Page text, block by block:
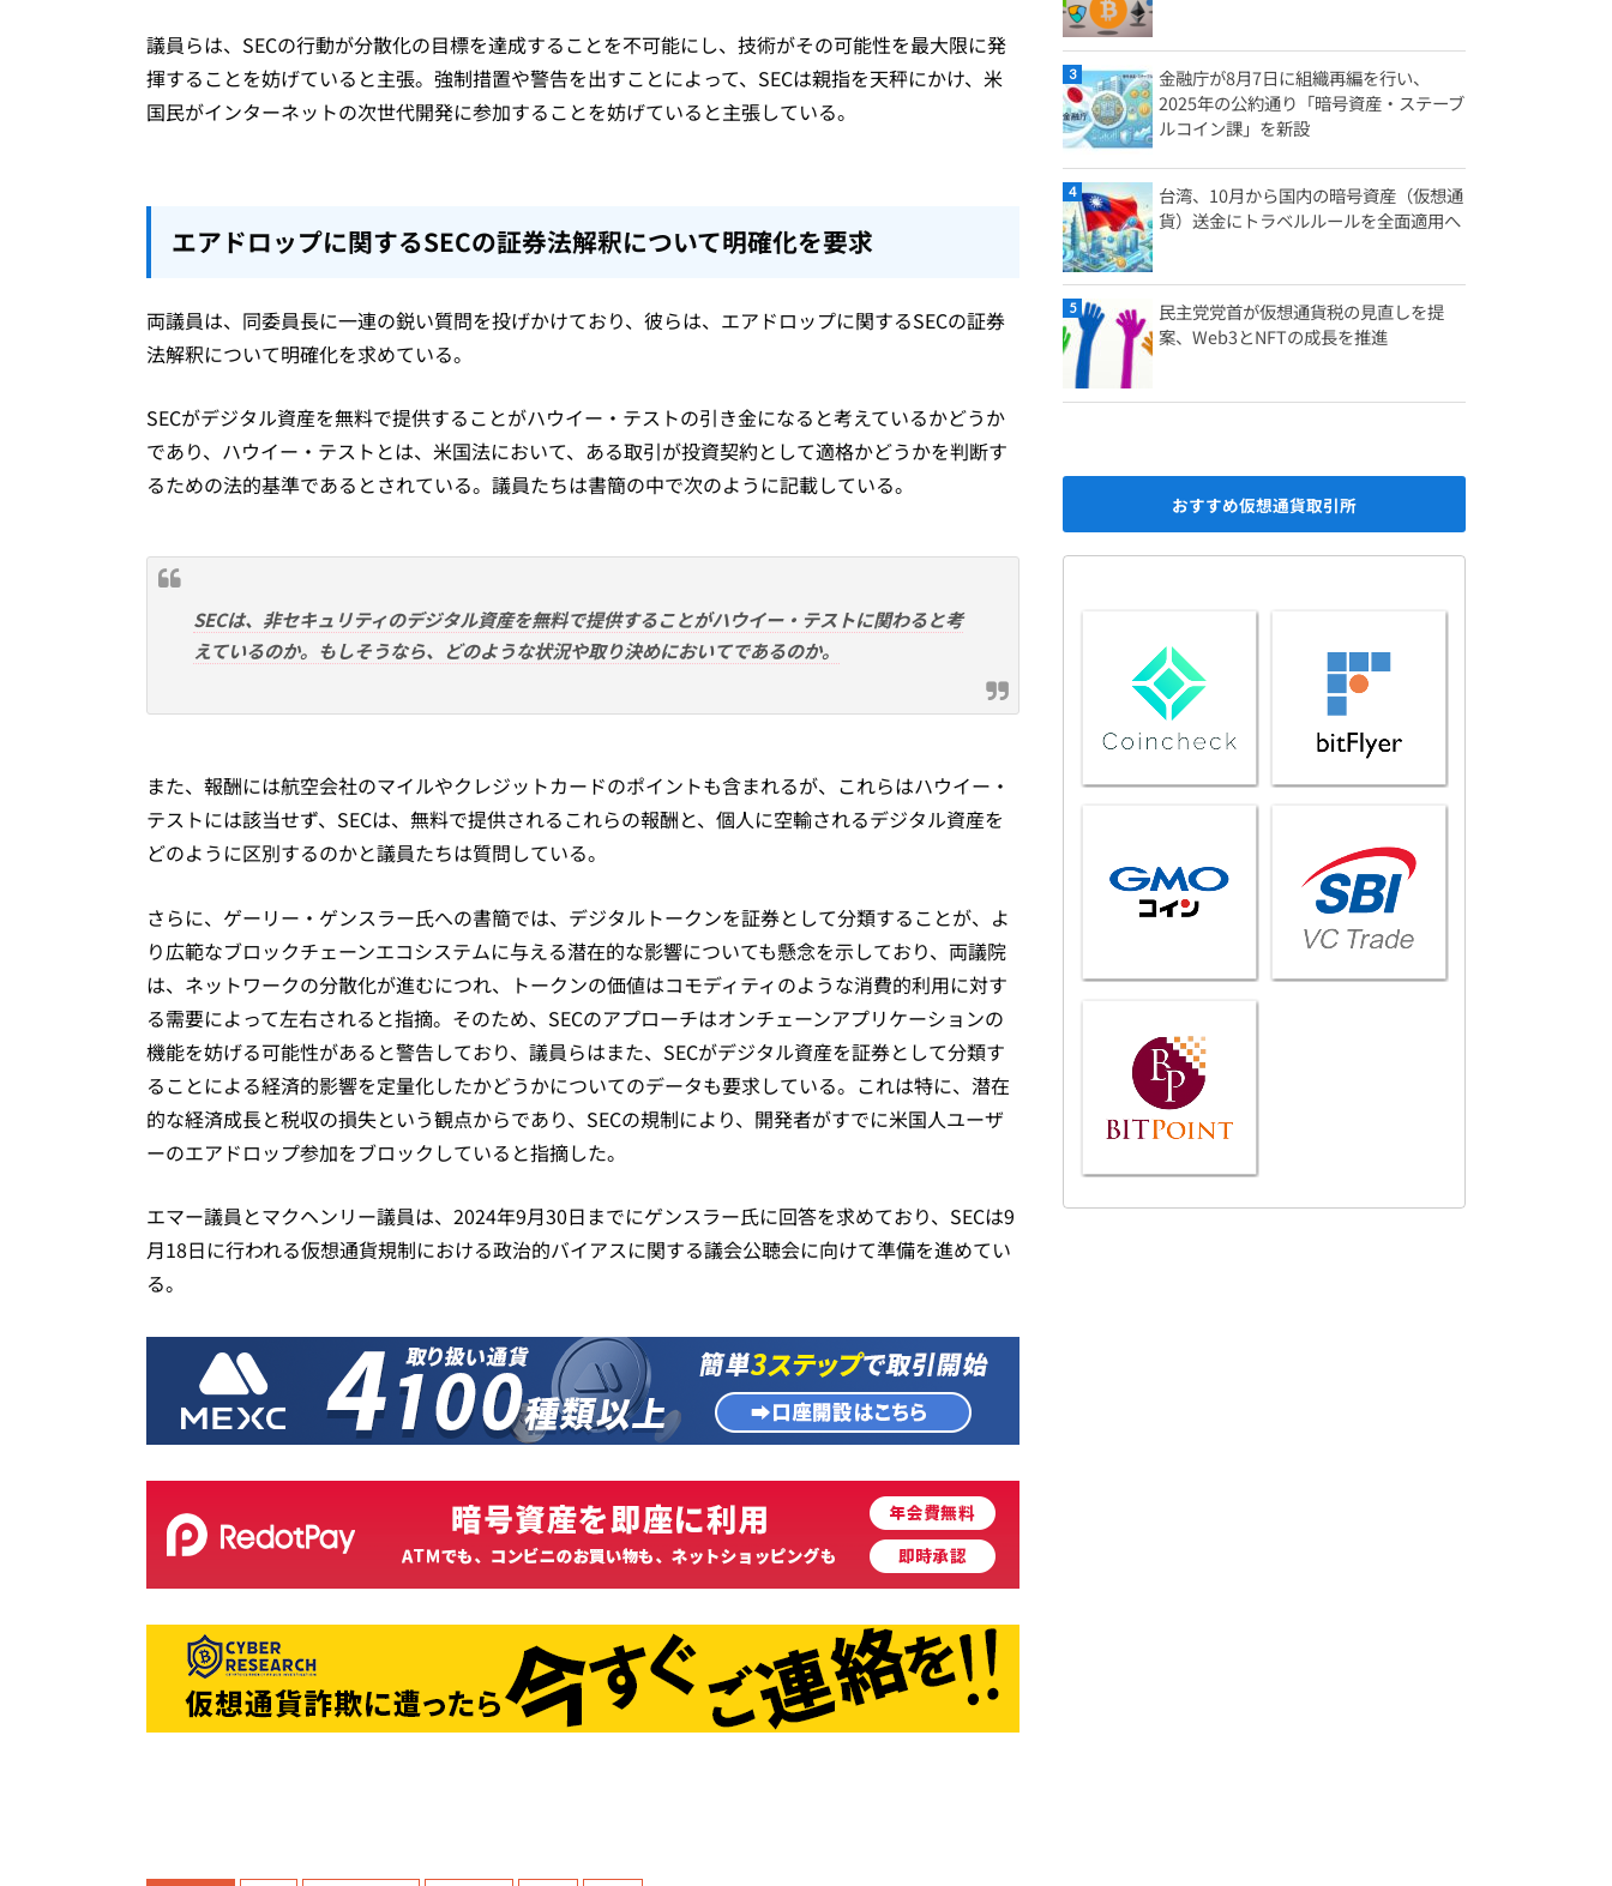
議員らは、SECの行動が分散化の目標を達成することを不可能にし、技術がその可能性を最大限に発
揮することを妨げていると主張。強制措置や警告を出すことによって、SECは親指を天秤にかけ、米
国民がインターネットの次世代開発に参加することを妨げていると主張している。
エアドロップに関するSECの証券法解釈について明確化を要求
両議員は、同委員長に一連の鋭い質問を投げかけており、彼らは、エアドロップに関するSECの証券
法解釈について明確化を求めている。
SECがデジタル資産を無料で提供することがハウイー・テストの引き金になると考えているかどうか
であり、ハウイー・テストとは、米国法において、ある取引が投資契約として適格かどうかを判断す
るための法的基準であるとされている。議員たちは書簡の中で次のように記載している。
SECは、非セキュリティのデジタル資産を無料で提供することがハウイー・テストに関わると考
えているのか。もしそうなら、どのような状況や取り決めにおいてであるのか。
また、報酬には航空会社のマイルやクレジットカードのポイントも含まれるが、これらはハウイー・
テストには該当せず、SECは、無料で提供されるこれらの報酬と、個人に空輸されるデジタル資産を
どのように区別するのかと議員たちは質問している。
さらに、ゲーリー・ゲンスラー氏への書簡では、デジタルトークンを証券として分類することが、よ
り広範なブロックチェーンエコシステムに与える潜在的な影響についても懸念を示しており、両議院
は、ネットワークの分散化が進むにつれ、トークンの価値はコモディティのような消費的利用に対す
る需要によって左右されると指摘。そのため、SECのアプローチはオンチェーンアプリケーションの
機能を妨げる可能性があると警告しており、議員らはまた、SECがデジタル資産を証券として分類す
ることによる経済的影響を定量化したかどうかについてのデータも要求している。これは特に、潜在
的な経済成長と税収の損失という観点からであり、SECの規制により、開発者がすでに米国人ユーザ
ーのエアドロップ参加をブロックしていると指摘した。
エマー議員とマクヘンリー議員は、2024年9月30日までにゲンスラー氏に回答を求めており、SECは9
月18日に行われる仮想通貨規制における政治的バイアスに関する議会公聴会に向けて準備を進めてい
る。
金融庁が8月7日に組織再編を行い、
2025年の公約通り「暗号資産・ステーブ
ルコイン課」を新設
台湾、10月から国内の暗号資産（仮想通
貨）送金にトラベルルールを全面適用へ
民主党党首が仮想通貨税の見直しを提
案、Web3とNFTの成長を推進
おすすめ仮想通貨取引所